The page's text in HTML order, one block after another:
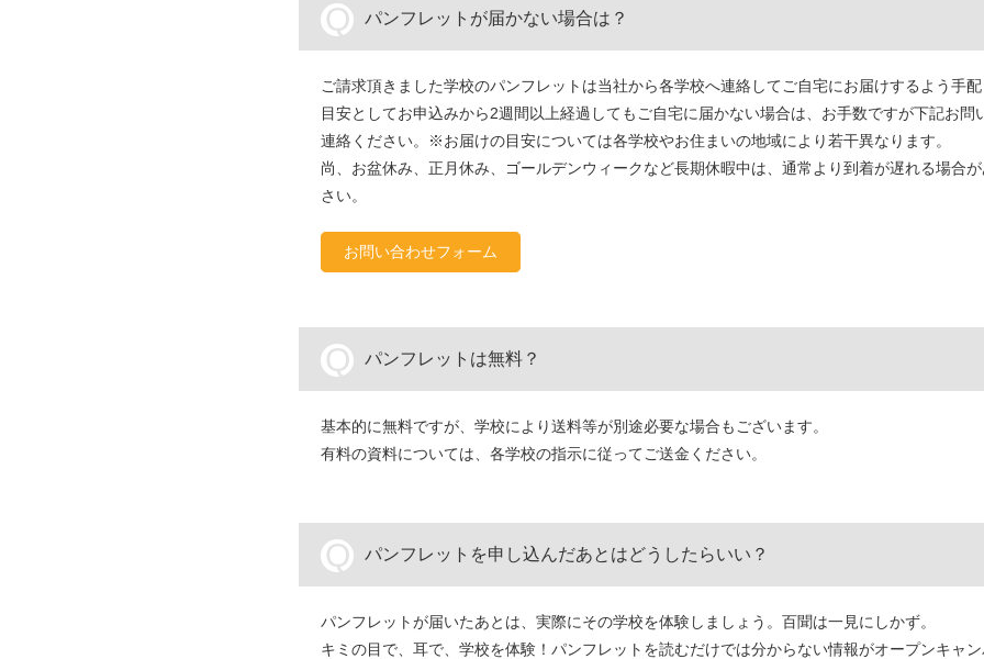
Q パンフレットが届かない場合は？
ご請求頂きました学校のパンフレットは当社から各学校へ連絡してご自宅にお届けするよう手配
目安としてお申込みから2週間以上経過してもご自宅に届かない場合は、お手数ですが下記お問
連絡ください。※お届けの目安については各学校やお住まいの地域により若干異なります。
尚、お盆休み、正月休み、ゴールデンウィークなど長期休暇中は、通常より到着が遅れる場合
さい。
お問い合わせフォーム
Q パンフレットは無料？
基本的に無料ですが、学校により送料等が別途必要な場合もございます。
有料の資料については、各学校の指示に従ってご送金ください。
Q パンフレットを申し込んだあとはどうしたらいい？
パンフレットが届いたあとは、実際にその学校を体験しましょう。百聞は一見にしかず。
キミの目で、耳で、学校を体験！パンフレットを読むだけでは分からない情報がオープンキャ